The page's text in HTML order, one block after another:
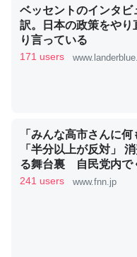
利だから両方が拮抗し
いる鋏角類（カブトガ
ずキチンを強化してる
─ニュース :: 【研究発表】
これを元に考えるとカ
類は苦労してるんだな
─ニュース :: 【研究発表】
ベッセントのインタビ
訳。日本の政策をやり
り言っている
171 users
「みんな高市さんに何
「半分以上が反対」
る舞台裏 自民党内で
論と本音【スポットラ
241 users www.fnn.jp